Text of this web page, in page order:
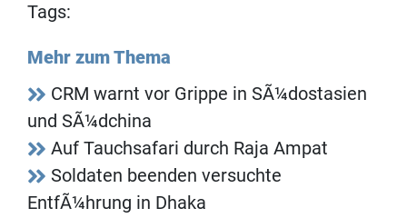
Tags:
Mehr zum Thema
CRM warnt vor Grippe in SÃ¼dostasien
und SÃ¼dchina
Auf Tauchsafari durch Raja Ampat
Soldaten beenden versuchte
EntfÃ¼hrung in Dhaka